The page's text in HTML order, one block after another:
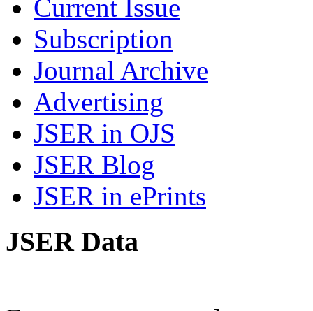
Current Issue
Subscription
Journal Archive
Advertising
JSER in OJS
JSER Blog
JSER in ePrints
JSER Data